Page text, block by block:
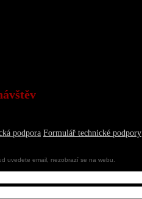
Formulář technické podpory
uvedete email, nezobrazí se na webu.